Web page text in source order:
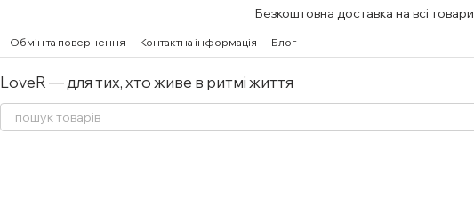
Безкоштовна доставка на всі товари
Обмін та повернення Контактна інформація Блог
LoveR — для тих, хто живе в ритмі життя